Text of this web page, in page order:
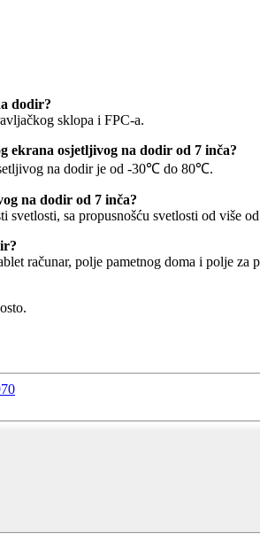
dodir?
sklopa i FPC-a.
ekrana osjetljivog na dodir od 7 inča?
na dodir je od -30℃ do 80℃.
na dodir od 7 inča?
sa propusnošću svetlosti od više
računar, polje pametnog doma i polje za